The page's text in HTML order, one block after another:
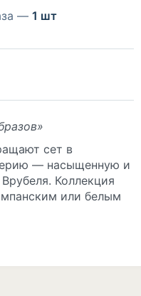
— 1 шт
сет в
— насыщенную и
Коллекция
или белым